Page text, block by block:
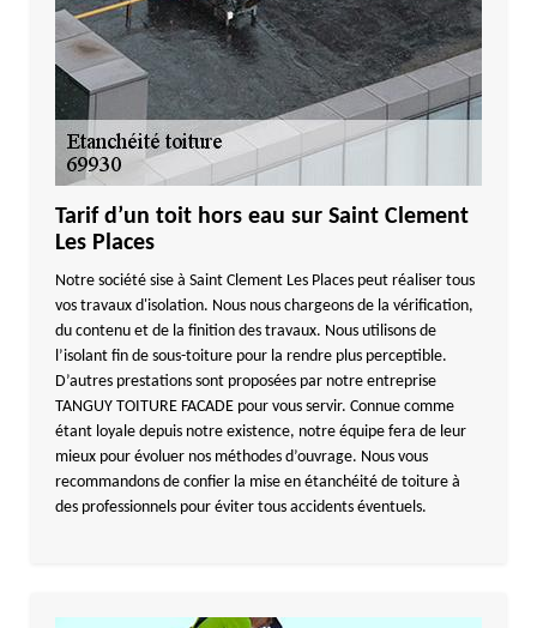
Tarif d’un toit hors eau sur Saint Clement
Les Places
Notre société sise à Saint Clement Les Places peut réaliser tous
vos travaux d'isolation. Nous nous chargeons de la vérification,
du contenu et de la finition des travaux. Nous utilisons de
l’isolant fin de sous-toiture pour la rendre plus perceptible.
D’autres prestations sont proposées par notre entreprise
TANGUY TOITURE FACADE pour vous servir. Connue comme
étant loyale depuis notre existence, notre équipe fera de leur
mieux pour évoluer nos méthodes d’ouvrage. Nous vous
recommandons de confier la mise en étanchéité de toiture à
des professionnels pour éviter tous accidents éventuels.